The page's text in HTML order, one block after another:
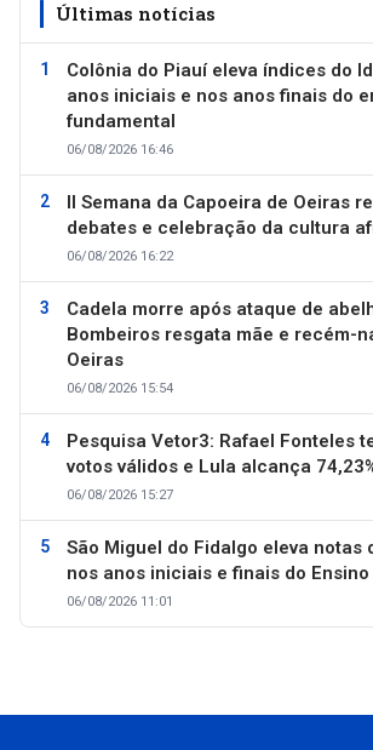
Últimas notícias
Colônia do Piauí eleva índices do
anos iniciais e nos anos finais do
fundamental
06/08/2026 16:46
II Semana da Capoeira de Oeiras
debates e celebração da cultura
06/08/2026 16:22
Cadela morre após ataque de
Bombeiros resgata mãe e recém-
Oeiras
06/08/2026 15:54
Pesquisa Vetor3: Rafael Fonteles
votos válidos e Lula alcança
06/08/2026 15:27
São Miguel do Fidalgo eleva notas
nos anos iniciais e finais do Ensino
06/08/2026 11:01